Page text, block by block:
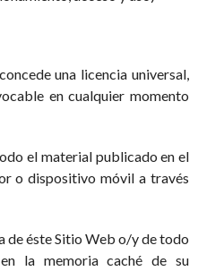
una licencia universal,
en cualquier momento
el material publicado en el
o dispositivo móvil a través
de éste Sitio Web o/y de todo
la memoria caché de su